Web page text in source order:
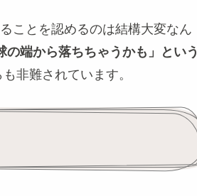
ことを認めるのは結構大変なん
の端から落ちちゃうかも」という
非難されています。